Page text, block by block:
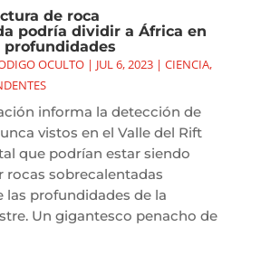
de roca
podría dividir a África en
profundidades
OCULTO| JUL 6, 2023| CIENCIA,
informa la detección de
vistos en el Valle del Rift
que podrían estar siendo
rocas sobrecalentadas
las profundidades de la
Un gigantesco penacho de